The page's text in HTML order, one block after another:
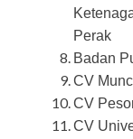
Perak
Badan
CV
CV
CV